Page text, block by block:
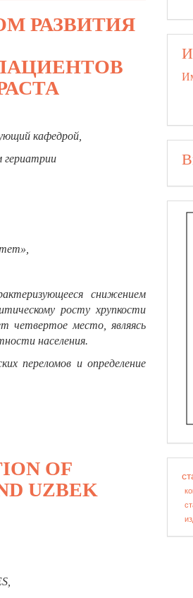
РАЗВИТИЯ
кафедрой,
гериатрии
снижением
росту хрупкости
четвертое место, являясь
населения.
переломов и определение
OF
UZBEK